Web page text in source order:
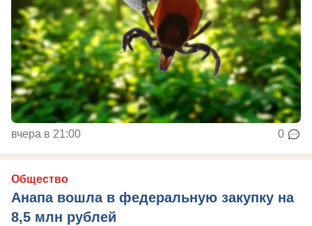
вчера в 21:00 0
Общество
Анапа вошла в федеральную закупку на
8,5 млн рублей